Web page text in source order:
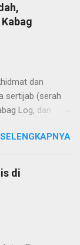
dan
sertijab (serah
Log, dan
Bangkalan, Rabu
menjadi
Bangkalan,
jabatan
regenerasi
di